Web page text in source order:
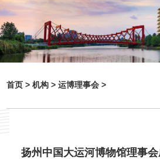
首页 >机构 >运博理事会 >
扬州中国大运河博物馆理事